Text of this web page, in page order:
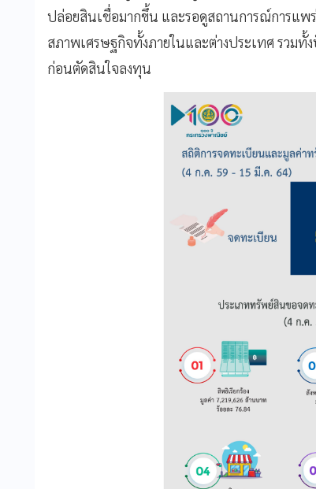
ปล่อยสินเชื่อมากขึ้น และรอดูสถานการณ์การแพร่
สภาพเศรษฐกิจทั้งภายในและต่างประเทศ รวม
ก่อนตัดสินใจลงทุน